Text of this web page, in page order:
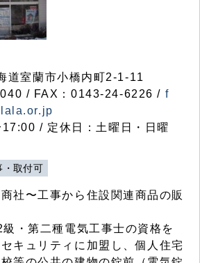
室蘭市小橋内町2-1-11
/ FAX：0143-24-6226 / f
/ 定休日：土曜日・日曜
・取付可
社〜工事から住設関連商品の販
・第二種電気工事士の資格を
キュリティに加盟し、個人住宅